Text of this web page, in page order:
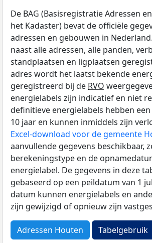
De BAG (Basisregistratie Adressen
het Kadaster) bevat de officiële
adressen en gebouwen in
naast alle adressen, alle panden,
standplaatsen en ligplaatsen
adres wordt het laatst bekende
geregistreerd bij de RVO
energielabels zijn indicatief en niet
definitieve energielabels hebben
10 jaar en kunnen inmiddels zijn
Excel-download voor de gemeente
aanvullende gegevens beschikbaar,
berekeningstype en de
energielabel. De gegevens in deze
gebaseerd op een peildatum van 1
datum kunnen energielabels en
zijn gewijzigd of opnieuw zijn
Adressen Houten Tabelgebruik